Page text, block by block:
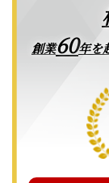
創業60年を